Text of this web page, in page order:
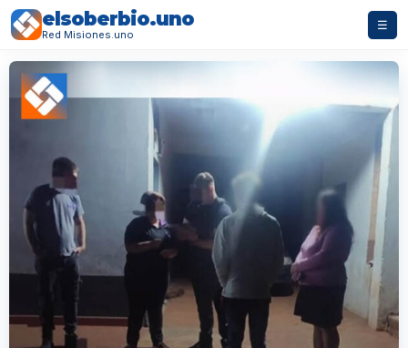
elsoberbio.uno
Red Misiones.uno
☰